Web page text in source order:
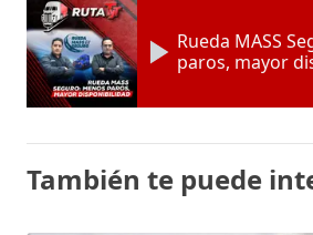
Rueda MASS
paros, mayor
También te puede